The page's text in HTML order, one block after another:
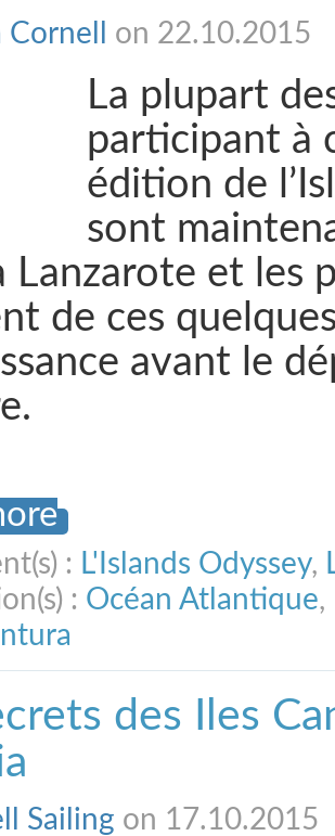
on 22.10.2015
La plupart
participant à
édition de
sont
Lanzarote et les
de ces
avant le
: L'Islands Odyssey,
: Océan Atlantique,
des Iles
Sailing on 17.10.2015